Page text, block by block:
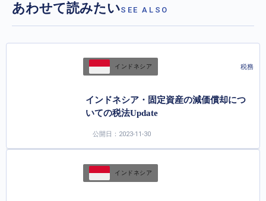
あわせて読みたいSEE ALSO
インドネシア 税務
インドネシア・固定資産の減価償却につ
いての税法Update
公開日：2023-11-30
インドネシア